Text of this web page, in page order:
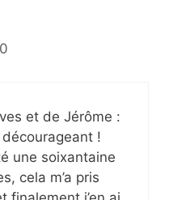
et de Jérôme :
!
une soixantaine
cela m’a pris